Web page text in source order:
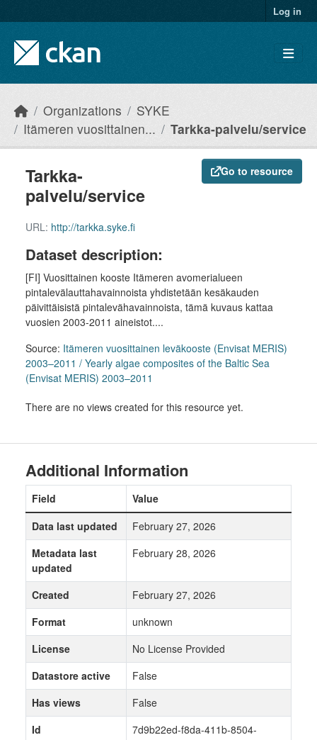
Log in
Organizations
SYKE
Itämeren vuosittainen...
Tarkka-palvelu/service
Go to resource
Tarkka-
palvelu/service
URL: http://tarkka.syke.fi
Dataset description:
[FI] Vuosittainen kooste Itämeren avomerialueen
pintalevälauttahavainnoista yhdistetään kesäkauden
päivittäisistä pintalevähavainnoista, tämä kuvaus kattaa
vuosien 2003-2011 aineistot....
Source: Itämeren vuosittainen leväkooste (Envisat MERIS)
2003–2011 / Yearly algae composites of the Baltic Sea
(Envisat MERIS) 2003–2011
There are no views created for this resource yet.
Additional Information
Field
Value
Data last updated
February 27, 2026
Metadata last
updated
February 28, 2026
Created
February 27, 2026
Format
unknown
License
No License Provided
Datastore active
False
Has views
False
Id
7d9b22ed-f8da-411b-8504-